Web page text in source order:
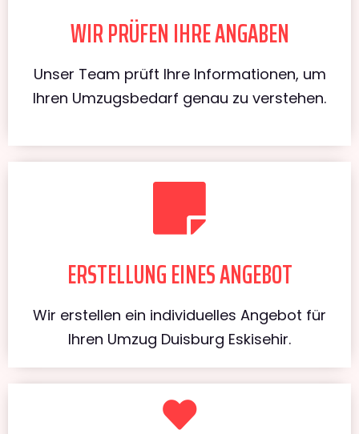
WIR PRÜFEN IHRE ANGABEN
Unser Team prüft Ihre Informationen, um
Ihren Umzugsbedarf genau zu verstehen.
ERSTELLUNG EINES ANGEBOT
Wir erstellen ein individuelles Angebot für
Ihren Umzug Duisburg Eskisehir.